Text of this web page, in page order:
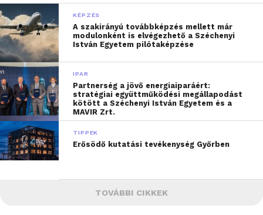
KÉPZÉS
A szakirányú továbbképzés mellett már
modulonként is elvégezhető a Széchenyi
István Egyetem pilótaképzése
IPAR
Partnerség a jövő energiaiparáért:
stratégiai együttműködési megállapodást
kötött a Széchenyi István Egyetem és a
MAVIR Zrt.
TIPPEK
Erősödő kutatási tevékenység Győrben
TOVÁBBI CIKKEK